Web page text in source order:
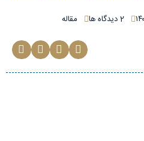
2 دیدگاه ها مقاله